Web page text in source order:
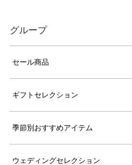
グループ
セール商品
ギフトセレクション
季節別おすすめアイテム
ウェディングセレクション